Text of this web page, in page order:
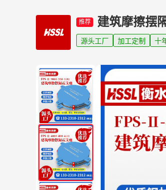
推荐 建筑摩擦摆
源头工厂 加工定制 十